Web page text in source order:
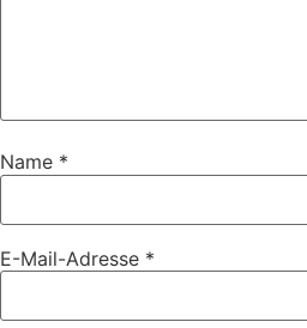
Name *
E-Mail-Adresse *